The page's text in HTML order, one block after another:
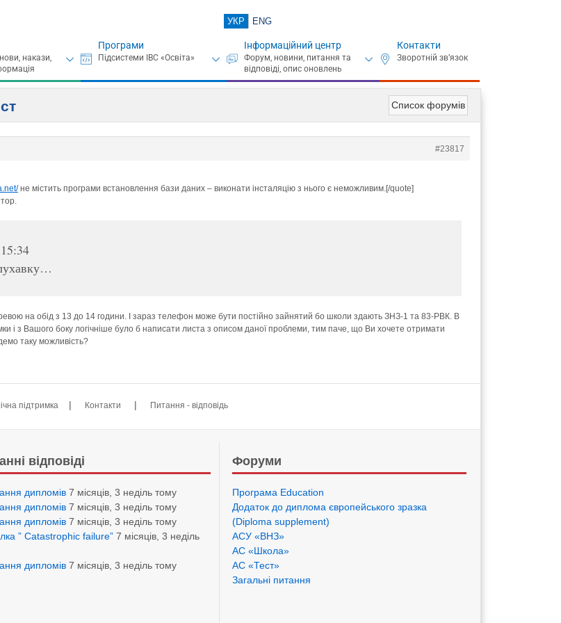
УКР ENG
Програми Інформаційний центр Контакти
Список форумів
#23817
не містить програми встановлення бази даних – виконати інсталяцію з нього є неможливим.[/quote]
на обід з 13 до 14 години. І зараз телефон може бути постійно зайнятий бо школи здають ЗНЗ-1 та 83-РВК. В
і з Вашого боку логічніше було б написати листа з описом даної проблеми, тим паче, що Ви хочете отримати
таку можливість?
підтримка | Контакти | Питання - відповідь
відповіді
дипломів 7 місяців, 3 неділь тому
дипломів 7 місяців, 3 неділь тому
дипломів 7 місяців, 3 неділь тому
” Catastrophic failure” 7 місяців, 3 неділь
дипломів 7 місяців, 3 неділь тому
Форуми
Програма Eduсation
Додаток до диплома європейського зразка
(Diploma supplement)
АСУ «ВНЗ»
АС «Школа»
АС «Тест»
Загальні питання